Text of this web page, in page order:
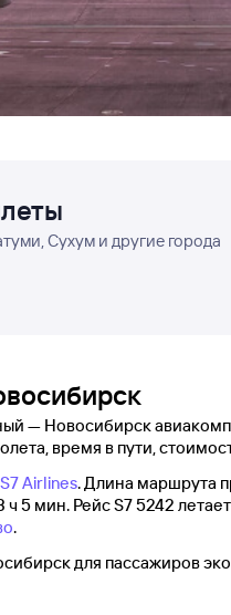
Сухум и другие города
— Новосибирск
время в пути,
S7 Airlines. Длина маршрута
5 мин. Рейс S7 5242
.
для пассажиров